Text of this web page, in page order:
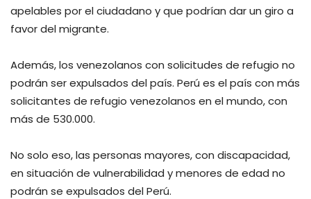
apelables por el ciudadano y que podrían dar un giro a
favor del migrante.
Además, los venezolanos con solicitudes de refugio no
podrán ser expulsados del país. Perú es el país con más
solicitantes de refugio venezolanos en el mundo, con
más de 530.000.
No solo eso, las personas mayores, con discapacidad,
en situación de vulnerabilidad y menores de edad no
podrán se expulsados del Perú.